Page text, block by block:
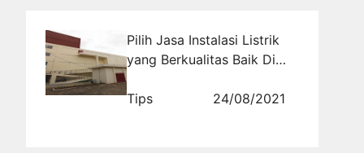
Pilih Jasa Instalasi Listrik
yang Berkualitas Baik Di
Tips
24/08/2021